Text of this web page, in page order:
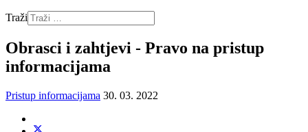
Traži
Obrasci i zahtjevi - Pravo na pristup
informacijama
Pristup informacijama 30. 03. 2022